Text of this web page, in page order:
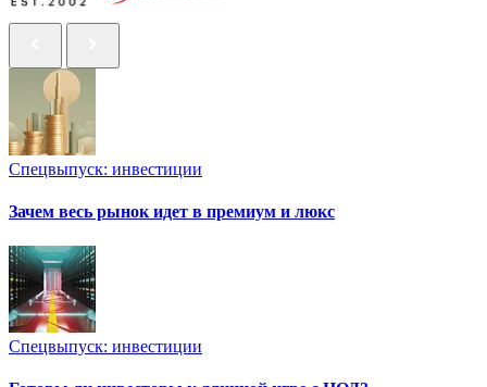
Спецвыпуск: инвестиции
Зачем весь рынок идет в премиум и люкс
Спецвыпуск: инвестиции